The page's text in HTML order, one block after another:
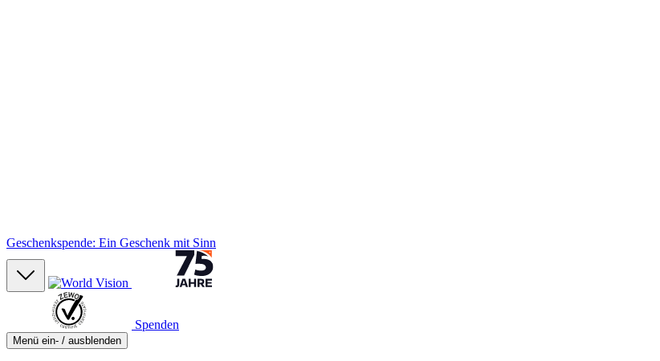
Geschenkspende: Ein Geschenk mit Sinn
Spenden
Menü ein- / ausblenden